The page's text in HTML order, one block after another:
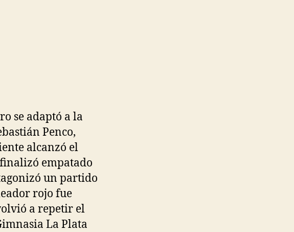
se adaptó a la
Penco,
alcanzó el
empatado
un partido
rojo fue
a repetir el
La Plata